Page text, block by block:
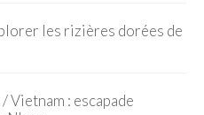
les rizières dorées de
Vietnam : escapade